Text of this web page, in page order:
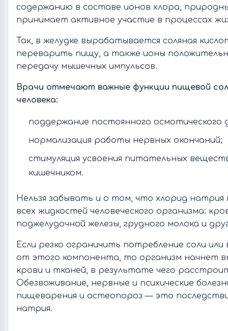
содержанию в составе ионов хлора,
принимает активное участие в процессах
Так, в желудке вырабатывается соляная
переварить пищу, а также ионы
передачу мышечных импульсов.
Врачи отмечают важные функции пищевой
человека:
поддержание постоянного осмотического
нормализация работы нервных окончаний;
стимуляция усвоения питательных
кишечником.
Нельзя забывать и о том, что хлорид натрия
всех жидкостей человеческого организма:
поджелудочной железы, грудного молока и
Если резко ограничить потребление соли или
от этого компонента, то организм начнет
крови и тканей, в результате чего
Обезвоживание, нервные и психические
пищеварения и остеопороз — это
натрия.